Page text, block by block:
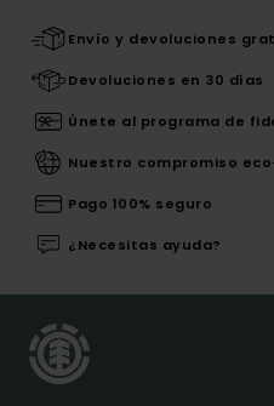
Envío y devoluciones
Devoluciones en 30 días
Únete al programa de
Nuestro compromiso
Pago 100% seguro
¿Necesitas ayuda?